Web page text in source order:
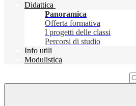
Didattica
Panoramica
Offerta formativa
I progetti delle classi
Percorsi di studio
Info utili
Modulistica